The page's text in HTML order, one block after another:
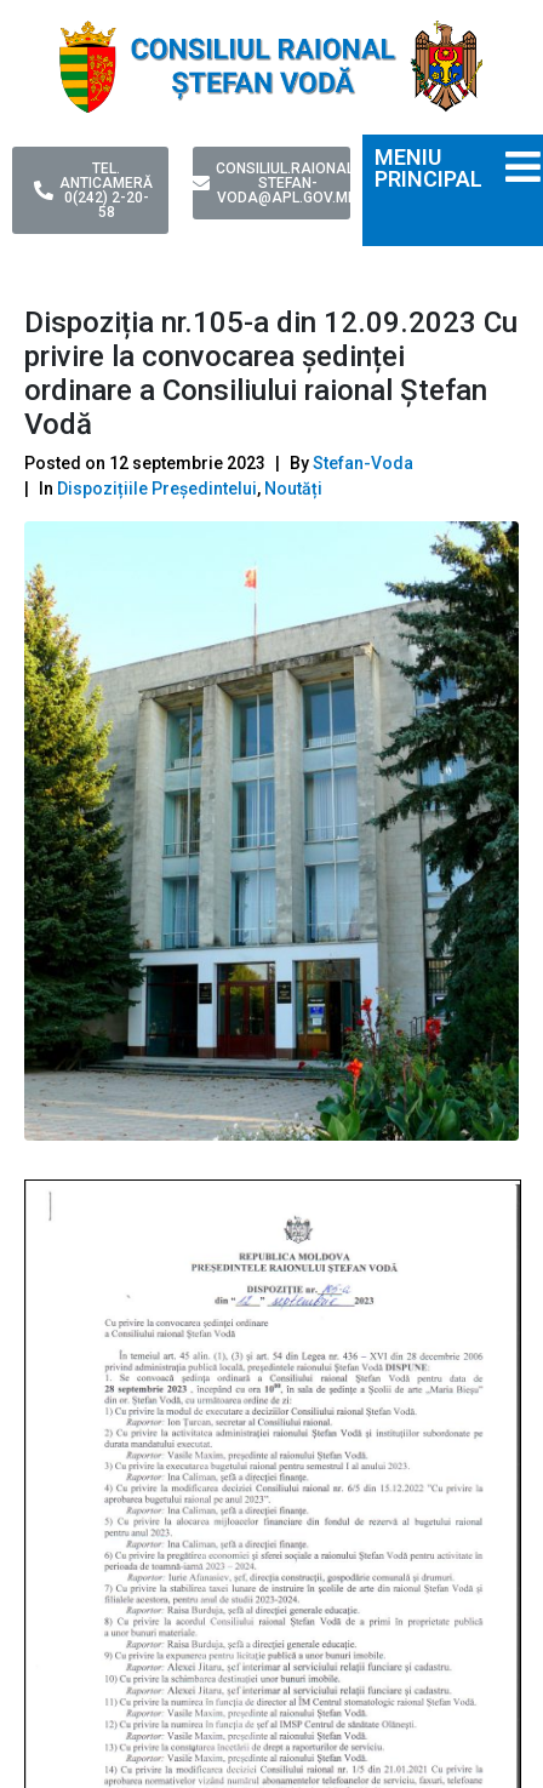
TEL.
ANTICAMERĂ
0(242) 2-20-
58
CONSILIUL.RAIONAL-
STEFAN-
VODA@APL.GOV.MD
MENIU
PRINCIPAL
Dispoziția nr.105-a din 12.09.2023 Cu
privire la convocarea ședinței
ordinare a Consiliului raional Ștefan
Vodă
Posted on 12 septembrie 2023 ByStefan-Voda
In Dispozițiile Președintelui, Noutăți